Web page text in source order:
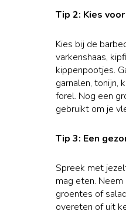
Tip 2: Kies
Kies bij de
varkenshaas,
kippenpootjes.
garnalen, tonijn,
forel. Nog een
gebruikt om je
Tip 3: Een
Spreek met
mag eten.
groentes of
overeten of uit